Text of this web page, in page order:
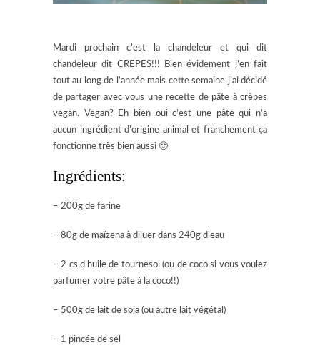
Mardi prochain c’est la chandeleur et qui dit
chandeleur dit CREPES!!! Bien évidement j’en fait
tout au long de l’année mais cette semaine j’ai décidé
de partager avec vous une recette de pâte à crêpes
vegan. Vegan? Eh bien oui c’est une pâte qui n’a
aucun ingrédient d’origine animal et franchement ça
fonctionne très bien aussi 🙂
Ingrédients:
– 200g de farine
– 80g de maïzena à diluer dans 240g d’eau
– 2 cs d’huile de tournesol (ou de coco si vous voulez
parfumer votre pâte à la coco!!)
– 500g de lait de soja (ou autre lait végétal)
– 1 pincée de sel